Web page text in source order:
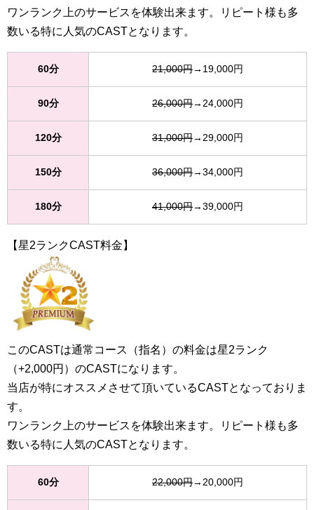
ワンランク上のサービスを体験出来ます。リピート様も多
数いる特に人気のCASTとなります。
60分 21,000円→19,000円
90分 26,000円→24,000円
120分 31,000円→29,000円
150分 36,000円→34,000円
180分 41,000円→39,000円
【星2ランクCAST料金】
このCASTは通常コース（指名）の料金は星2ランク
（+2,000円）のCASTになります。
当店が特にオススメさせて頂いているCASTとなっておりま
す。
ワンランク上のサービスを体験出来ます。リピート様も多
数いる特に人気のCASTとなります。
60分 22,000円→20,000円